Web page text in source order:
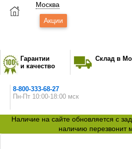
Москва
Акции
Гарантии
и качество
Склад в
8-800-333-68-27
Пн-Пт 10:00-18:00 мск
Наличие на сайте обновляется с
наличию перезвонит